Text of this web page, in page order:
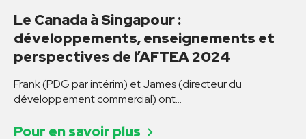
Le Canada à Singapour :
développements, enseignements et
perspectives de l’AFTEA 2024
Frank (PDG par intérim) et James (directeur du
développement commercial) ont…
Pour en savoir plus